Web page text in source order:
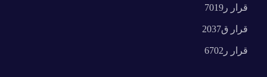
قرار ر7019
قرار ق2037
قرار ر6702